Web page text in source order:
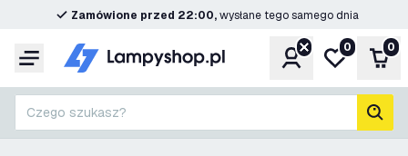
Zamówione przed 22:00,wysłane tego samego dnia
Menu KontoMoja lista
0 0
Czego szukasz?